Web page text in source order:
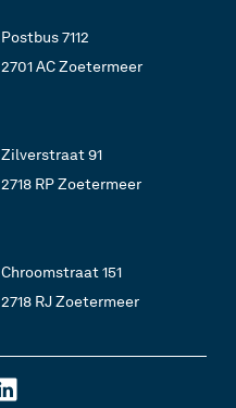
Postbus 7112
2701 AC Zoetermeer
Zilverstraat 91
2718 RP Zoetermeer
Chroomstraat 151
2718 RJ Zoetermeer